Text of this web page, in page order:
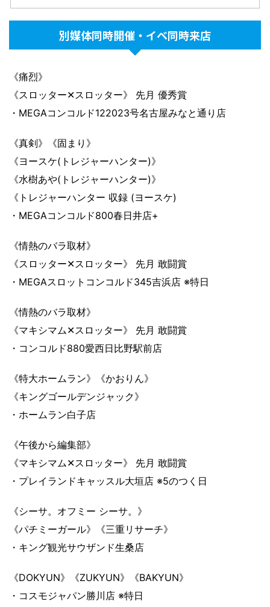
別媒体同時開催・イベ同時来店
《痛烈》
《スロッター✕スロッター》 先月 優秀賞
・MEGAコンコルド122023号名古屋みなと通り店
《真剣》《固まり》
《ヨースケ(トレジャーハンター)》
《水樹あや(トレジャーハンター)》
《トレジャーハンター 収録 (ヨースケ)
・MEGAコンコルド800春日井店+
《情熱のバラ取材》
《スロッター✕スロッター》 先月 敢闘賞
・MEGAスロットコンコルド345吉浜店 ※特日
《情熱のバラ取材》
《マキシマム✕スロッター》 先月 敢闘賞
・コンコルド880愛西日比野駅前店
《特大ホームラン》《かおりん》
《キングゴールデンジャック》
・ホームラン白子店
《午後から編集部》
《マキシマム✕スロッター》 先月 敢闘賞
・プレイランドキャッスル大垣店 ※5のつく日
《シーサ。オフミー シーサ。》
《パチミーガール》《三重リサーチ》
・キング観光サウザンド生桑店
《DOKYUN》《ZUKYUN》《BAKYUN》
・コスモジャパン勝川店 ※特日